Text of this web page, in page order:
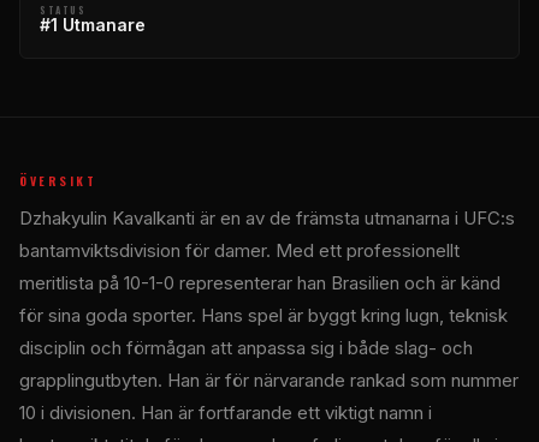
STATUS
#1 Utmanare
ÖVERSIKT
Dzhakyulin Kavalkanti är en av de främsta utmanarna i UFC:s
bantamviktsdivision för damer. Med ett professionellt
meritlista på 10-1-0 representerar han Brasilien och är känd
för sina goda sporter. Hans spel är byggt kring lugn, teknisk
disciplin och förmågan att anpassa sig i både slag- och
grapplingutbyten. Han är för närvarande rankad som nummer
10 i divisionen. Han är fortfarande ett viktigt namn i